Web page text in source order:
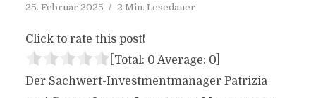
25. Februar 2025 2 Min. Lesedauer
Click to rate this post!
[Total: 0 Average: 0]
Der Sachwert-Investmentmanager Patrizia